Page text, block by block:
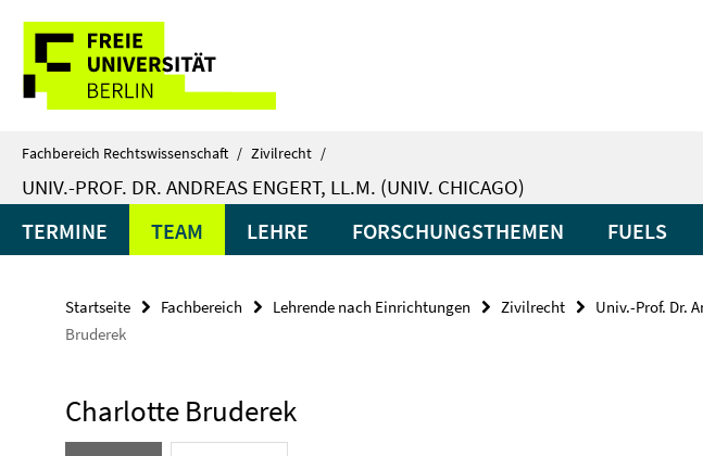
direkt
Inhalt
Service-
Navigation
Fachbereich Rechtswissenschaft / Zivilrecht /
UNIV.-PROF. DR. ANDREAS ENGERT, LL.M. (UNIV. CHICAGO)
TERMINE TEAM LEHRE FORSCHUNGSTHEMEN FUELS
Startseite Fachbereich Lehrende nach Einrichtungen Zivilrecht Univ.-Prof. Dr.
Bruderek
Charlotte Bruderek